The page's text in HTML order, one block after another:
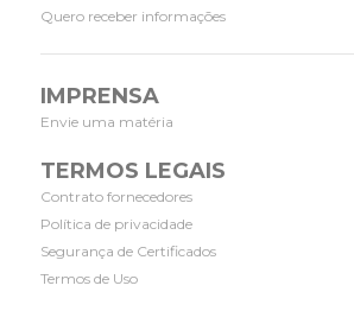
Quero receber informações
IMPRENSA
Envie uma matéria
TERMOS LEGAIS
Contrato fornecedores
Política de privacidade
Segurança de Certificados
Termos de Uso